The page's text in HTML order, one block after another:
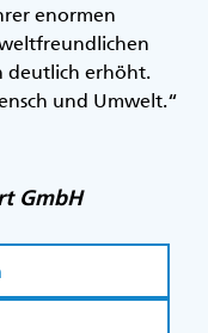
enormen
deutlich erhöht.
und Umwelt.“
GmbH